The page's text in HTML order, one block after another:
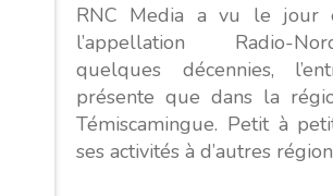
RNC Media a vu le jour
l’appellation Radio-
quelques décennies,
présente que dans la
Témiscamingue. Petit à
ses activités à d’autres